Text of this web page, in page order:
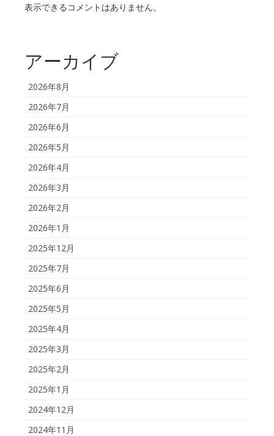
表示できるコメントはありません。
アーカイブ
2026年8月
2026年7月
2026年6月
2026年5月
2026年4月
2026年3月
2026年2月
2026年1月
2025年12月
2025年7月
2025年6月
2025年5月
2025年4月
2025年3月
2025年2月
2025年1月
2024年12月
2024年11月